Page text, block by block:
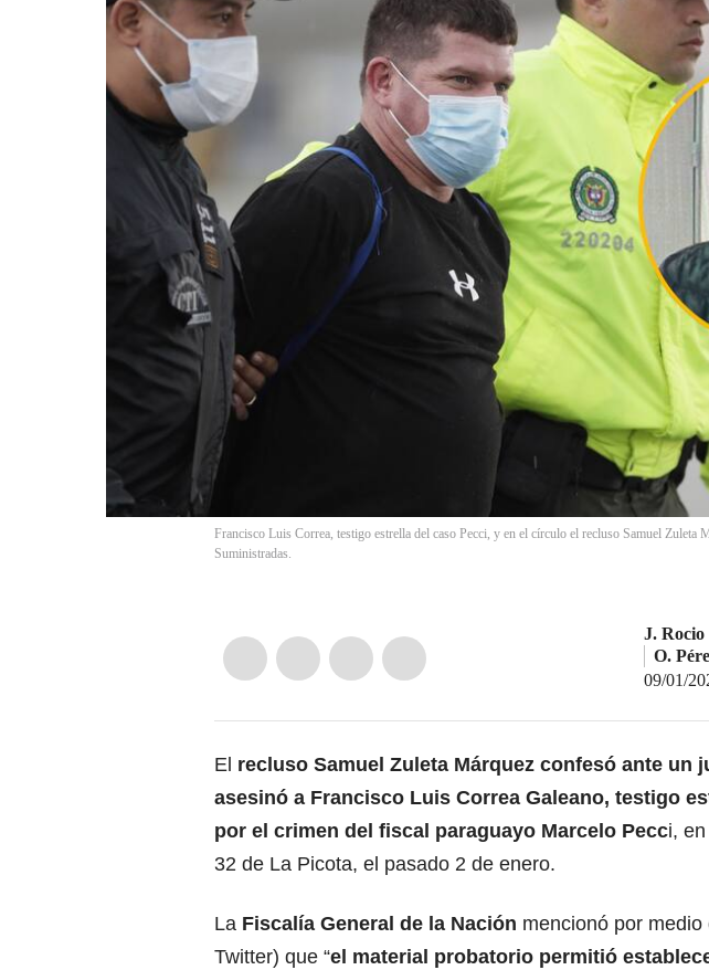
Francisco Luis Correa, testigo estrella del caso Pecci, y en el círculo el recluso Samuel Zuleta
Suministradas.
J. Rocio
O.
09/01/
El recluso Samuel Zuleta Márquez confesó ante un
asesinó a Francisco Luis Correa Galeano, testigo
por el crimen del fiscal paraguayo Marcelo Pecci,
32 de La Picota, el pasado 2 de enero.
La Fiscalía General de la Nación mencionó por
Twitter) que “el material probatorio permitió